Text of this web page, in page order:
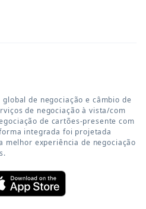
de negociação e câmbio de
de negociação à vista/com
de cartões-presente com
integrada foi projetada
melhor experiência de negociação